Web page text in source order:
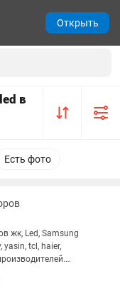
в
Есть фото
жк, Led, Samsung
yasin, tcl, haier,
Открыть